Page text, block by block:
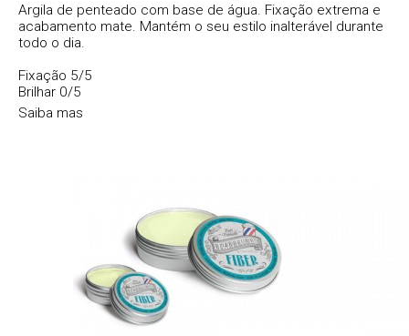
Argila de penteado com base de água. Fixação extrema e
acabamento mate. Mantém o seu estilo inalterável durante
todo o dia.
Fixação 5/5
Brilhar 0/5
Saiba mas